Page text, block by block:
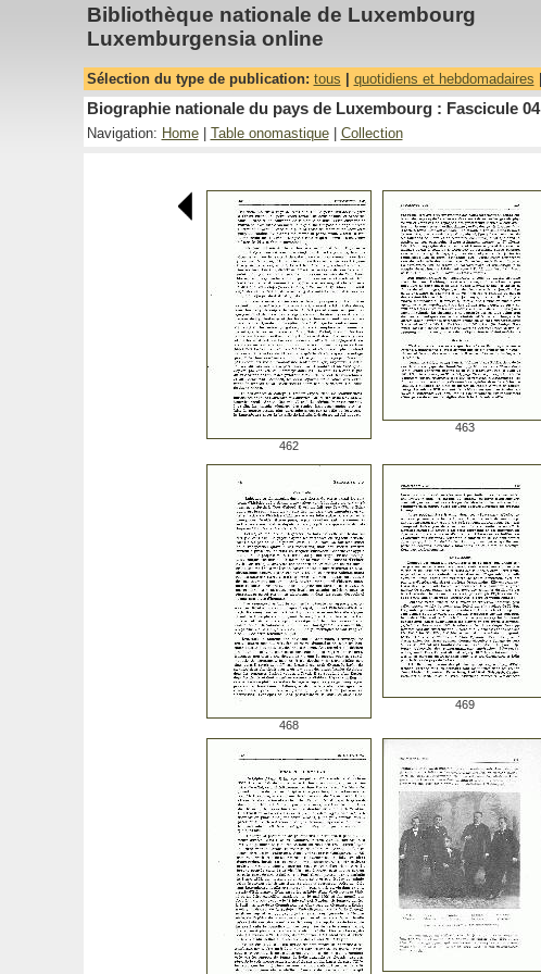
Bibliothèque nationale de Luxembourg
Luxemburgensia online
Sélection du type de publication: tous quotidiens et hebdomadaires
Biographie nationale du pays de Luxembourg : Fascicule 04
Navigation: Home| Table onomastique| Collection
462
463
468
469